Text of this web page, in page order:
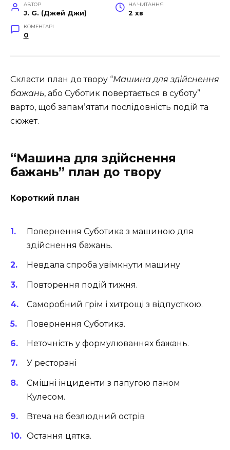
АВТОР
J. G. (Джей Джи)
НА ЧИТАННЯ
2 хв
КОМЕНТАРІ
0
Скласти план до твору “Машина для здійснення
бажань, або Суботик повертається в суботу”
варто, щоб запамʼятати послідовність подій та
сюжет.
“Машина для здійснення
бажань” план до твору
Короткий план
Повернення Суботика з машиною для
здійснення бажань.
Невдала спроба увімкнути машину
Повторення подій тижня.
Саморобний грім і хитрощі з відпусткою.
Повернення Суботика.
Неточність у формулюваннях бажань.
У ресторані
Смішні інциденти з папугою паном
Кулесом.
Втеча на безлюдний острів
Остання цятка.